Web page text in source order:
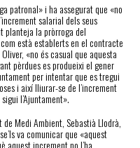
patronal» i ha assegurat que «no
salarial dels seus
planteja la pròrroga del
està establerts en el contracte
«no és casual que aquesta
pèrdues es produeixi el gener
per intentar que es tregui
i així lliurar-se de l’increment
l’Ajuntament».
Medi Ambient, Sebastià Llodrà,
va comunicar que «aquest
aquest increment no l’ha